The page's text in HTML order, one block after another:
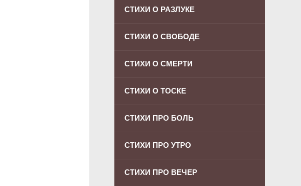
СТИХИ О РАЗЛУКЕ
СТИХИ О СВОБОДЕ
СТИХИ О СМЕРТИ
СТИХИ О ТОСКЕ
СТИХИ ПРО БОЛЬ
СТИХИ ПРО УТРО
СТИХИ ПРО ВЕЧЕР